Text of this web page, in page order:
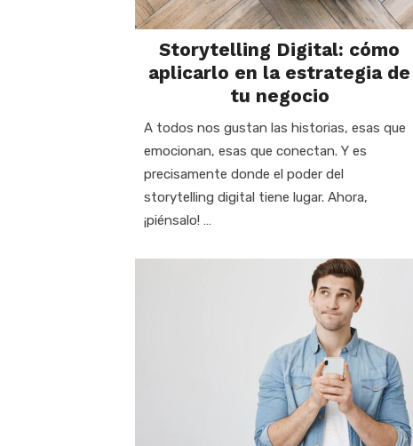
Storytelling Digital: cómo
aplicarlo en la estrategia de
tu negocio
A todos nos gustan las historias, esas que
emocionan, esas que conectan. Y es
precisamente donde el poder del
storytelling digital tiene lugar. Ahora,
¡piénsalo! …